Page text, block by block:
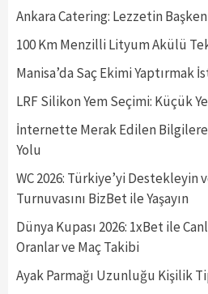
Ankara Catering: Lezzetin
100 Km Menzilli Lityum Akülü
Manisa’da Saç Ekimi Yaptırmak
LRF Silikon Yem Seçimi: Küçük
İnternette Merak Edilen Bilgilere
Yolu
WC 2026: Türkiye’yi
Turnuvasını BizBet ile Yaşayın
Dünya Kupası 2026: 1xBet ile
Oranlar ve Maç Takibi
Ayak Parmağı Uzunluğu Kişilik